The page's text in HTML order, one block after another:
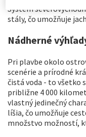
Systém
stály, čo umožňuje
Nádherné
Pri plavbe okolo
scenérie a prírodné
čistá voda - to všetko
približne 4 000
vlastný jedinečný
líšia, čo umožňuje
množstvo možností,